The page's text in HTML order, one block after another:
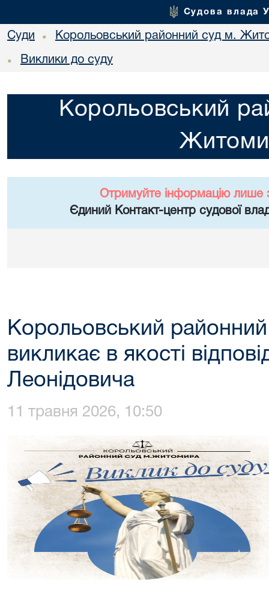
Судова влада
Суди • Корольовський районний суд м.
• Виклики до суду
Корольовський
Отримуйте інформацію лише
Єдиний Контакт-центр судової
Корольовський
викликає в якості
Леонідовича
11 травня 2026, 10:50